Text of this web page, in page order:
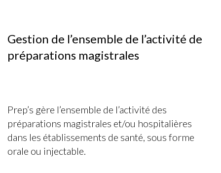
Gestion de l’ensemble de l’activité de
préparations magistrales
Prep’s gère l’ensemble de l’activité des
préparations magistrales et/ou hospitalières
dans les établissements de santé, sous forme
orale ou injectable.